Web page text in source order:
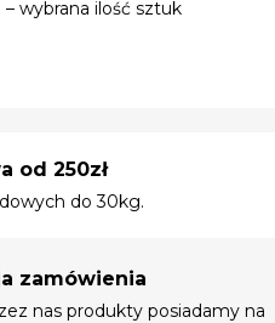
wybrana ilość sztuk
od 250zł
do 30kg.
zamówienia
nas produkty posiadamy na